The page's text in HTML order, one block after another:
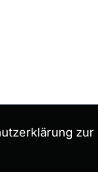
zur